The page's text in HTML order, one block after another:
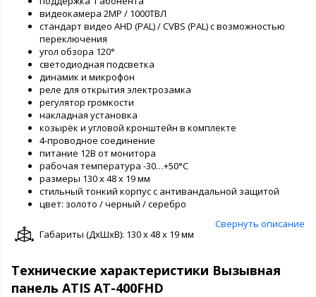
видеокамера 2MP / 1000ТВЛ
стандарт видео AHD (PAL) / CVBS (PAL) с возможностью
переключения
угол обзора 120°
светодиодная подсветка
динамик и микрофон
реле для открытия электрозамка
регулятор громкости
накладная установка
козырёк и угловой кронштейн в комплекте
4-проводное соединение
питание 12В от монитора
рабочая температура -30…+50°С
размеры 130 х 48 х 19 мм
стильный тонкий корпус с антивандальной защитой
цвет: золото / черный / серебро
Свернуть описание
Габариты (ДxШxВ): 130 x 48 x 19 мм
Технические характеристики Вызывная
панель ATIS AT-400FHD